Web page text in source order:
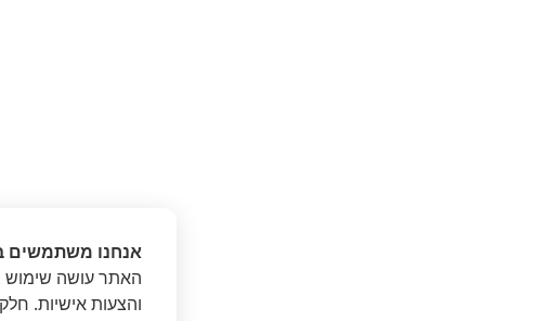
אנחנו משתמשים
האתר עושה שימוש
והצעות אישיות.